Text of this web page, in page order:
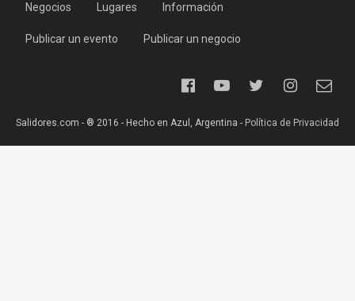
Negocios Lugares Información
Publicar un evento Publicar un negocio
Salidores.com - ® 2016 - Hecho en Azul, Argentina - Política de Privacidad